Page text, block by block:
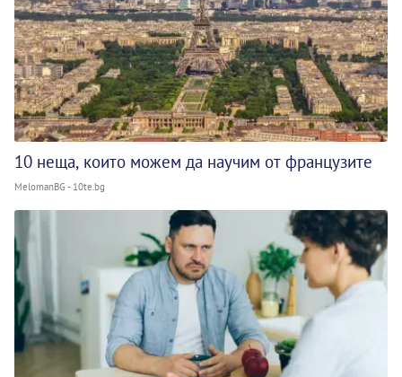
10 неща, които можем да научим от французите
MelomanBG - 10te.bg